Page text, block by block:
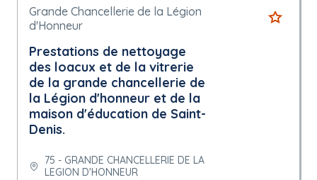
Grande Chancellerie de la Légion
d'Honneur
Prestations de nettoyage
des loacux et de la vitrerie
de la grande chancellerie de
la Légion d'honneur et de la
maison d'éducation de Saint-
Denis.
75 - GRANDE CHANCELLERIE DE LA
LEGION D'HONNEUR